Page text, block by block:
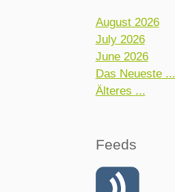
August 2026
July 2026
June 2026
Das Neueste ...
Älteres ...
Feeds